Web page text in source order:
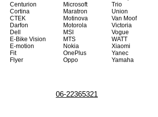
Centurion
Cortina
CTEK
Darfon
Dell
E-Bike Vision
E-motion
Fit
Flyer
Microsoft
Maratron
Motinova
Motorola
MSI
MTS
Nokia
OnePlus
Oppo
Trio
Union
Van Moof
Victoria
Vogue
WATT
Xiaomi
Yanec
Yamaha
06-22365321